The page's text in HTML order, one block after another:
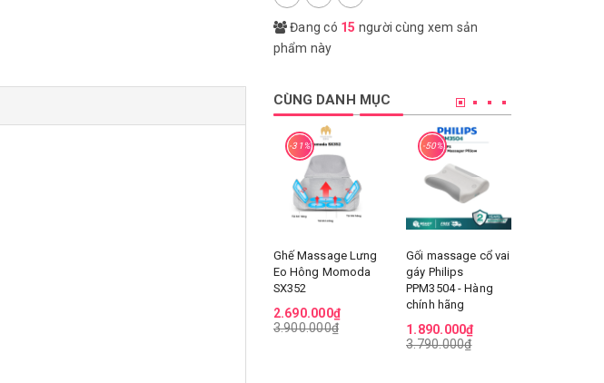
Đang có 15 người cùng xem sản
phẩm này
CÙNG DANH MỤC
-31%
Ghế Massage Lưng
Eo Hông Momoda
SX352
2.690.000₫
3.900.000₫
-50%
Gối massage cổ vai
gáy Philips
PPM3504 - Hàng
chính hãng
1.890.000₫
3.790.000₫